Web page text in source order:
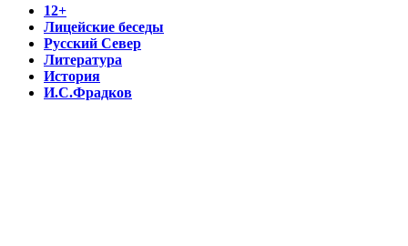
12+
Лицейские беседы
Русский Север
Литература
История
И.С.Фрадков